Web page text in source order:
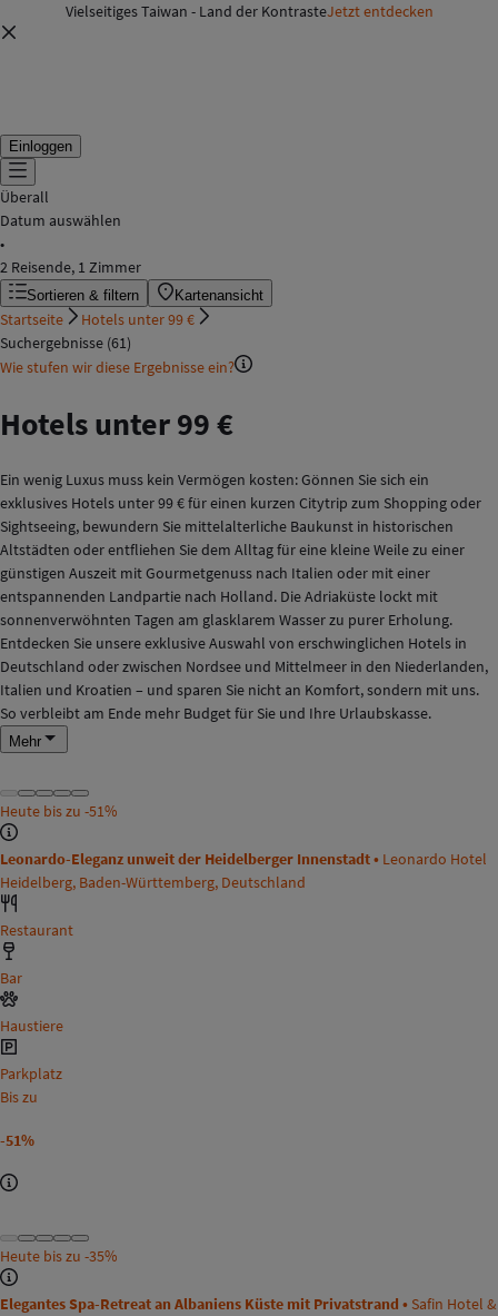
Vielseitiges Taiwan - Land der KontrasteJetzt entdecken
Einloggen
Überall
Datum auswählen
•
2 Reisende, 1 Zimmer
Sortieren & filtern Kartenansicht
Startseite
Hotels unter 99 €
Suchergebnisse (61)
Wie stufen wir diese Ergebnisse ein?
Hotels unter 99 €
Ein wenig Luxus muss kein Vermögen kosten: Gönnen Sie sich ein
exklusives Hotels unter 99 € für einen kurzen Citytrip zum Shopping oder
Sightseeing, bewundern Sie mittelalterliche Baukunst in historischen
Altstädten oder entfliehen Sie dem Alltag für eine kleine Weile zu einer
günstigen Auszeit mit Gourmetgenuss nach Italien oder mit einer
entspannenden Landpartie nach Holland. Die Adriaküste lockt mit
sonnenverwöhnten Tagen am glasklarem Wasser zu purer Erholung.
Entdecken Sie unsere exklusive Auswahl von erschwinglichen Hotels in
Deutschland oder zwischen Nordsee und Mittelmeer in den Niederlanden,
Italien und Kroatien – und sparen Sie nicht an Komfort, sondern mit uns.
So verbleibt am Ende mehr Budget für Sie und Ihre Urlaubskasse.
Mehr
Heute bis zu -51%
Leonardo-Eleganz unweit der Heidelberger Innenstadt • Leonardo Hotel
Heidelberg, Baden-Württemberg, Deutschland
Restaurant
Bar
Haustiere
Parkplatz
Bis zu
-51%
Heute bis zu -35%
Elegantes Spa-Retreat an Albaniens Küste mit Privatstrand • Safin Hotel &